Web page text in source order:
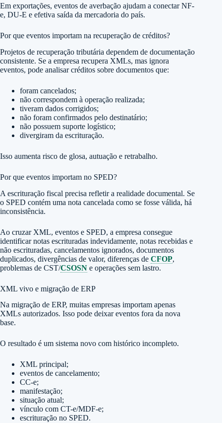
Em exportações, eventos de averbação ajudam a conectar NF-
e, DU-E e efetiva saída da mercadoria do país.
Por que eventos importam na recuperação de créditos?
Projetos de recuperação tributária dependem de documentação
consistente. Se a empresa recupera XMLs, mas ignora
eventos, pode analisar créditos sobre documentos que:
foram cancelados;
não correspondem à operação realizada;
tiveram dados corrigidos;
não foram confirmados pelo destinatário;
não possuem suporte logístico;
divergiram da escrituração.
Isso aumenta risco de glosa, autuação e retrabalho.
Por que eventos importam no SPED?
A escrituração fiscal precisa refletir a realidade documental. Se
o SPED contém uma nota cancelada como se fosse válida, há
inconsistência.
Ao cruzar XML, eventos e SPED, a empresa consegue
identificar notas escrituradas indevidamente, notas recebidas e
não escrituradas, cancelamentos ignorados, documentos
duplicados, divergências de valor, diferenças de CFOP,
problemas de CST/CSOSN e operações sem lastro.
XML vivo e migração de ERP
Na migração de ERP, muitas empresas importam apenas
XMLs autorizados. Isso pode deixar eventos fora da nova
base.
O resultado é um sistema novo com histórico incompleto.
XML principal;
eventos de cancelamento;
CC-e;
manifestação;
situação atual;
vínculo com CT-e/MDF-e;
escrituração no SPED.